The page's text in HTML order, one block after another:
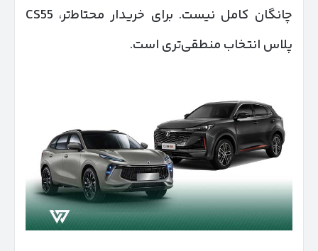
چانگان کامل نیست. برای خریدار محتاط‌تر، CS55
پلاس انتخاب منطقی‌تری است.